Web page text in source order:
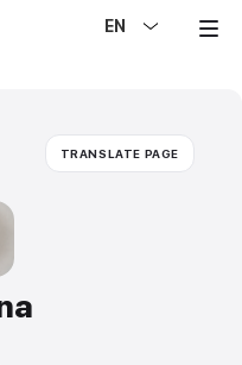
EN
TRANSLATE PAGE